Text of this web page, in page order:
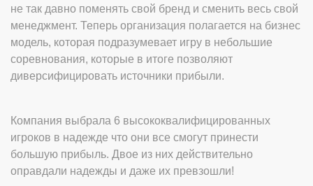
не так давно поменять свой бренд и сменить весь свой
менеджмент. Теперь организация полагается на бизнес
модель, которая подразумевает игру в небольшие
соревнования, которые в итоге позволяют
диверсифицировать источники прибыли.
Компания выбрала 6 высококвалифицированных
игроков в надежде что они все смогут принести
большую прибыль. Двое из них действительно
оправдали надежды и даже их превзошли!